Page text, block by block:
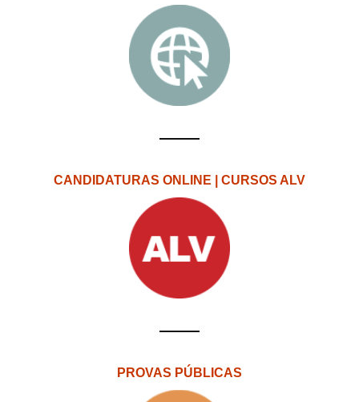
CANDIDATURAS ONLINE | CURSOS ALV
PROVAS PÚBLICAS